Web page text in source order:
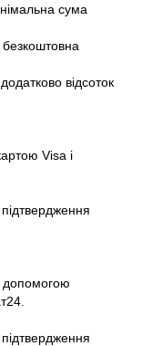
сума
відсоток
Visa і
підтвердження
допомогою
підтвердження